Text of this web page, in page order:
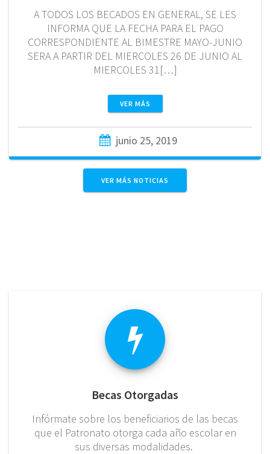
A TODOS LOS BECADOS EN GENERAL, SE LES
INFORMA QUE LA FECHA PARA EL PAGO
CORRESPONDIENTE AL BIMESTRE MAYO-JUNIO
SERA A PARTIR DEL MIERCOLES 26 DE JUNIO AL
MIERCOLES 31[…]
VER MÁS
junio 25, 2019
VER MÁS NOTICIAS
Becas Otorgadas
Infórmate sobre los beneficiarios de las becas
que el Patronato otorga cada año escolar en
sus diversas modalidades.